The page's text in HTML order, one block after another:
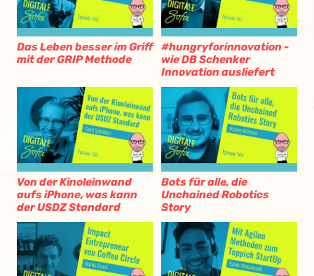
Das Leben besser im Griff
mit der GRIP Methode
#hungryforinnovation -
wie DB Schenker
Innovation ausliefert
Von der Kinoleinwand
aufs iPhone, was kann
der USDZ Standard
Bots für alle, die
Unchained Robotics
Story